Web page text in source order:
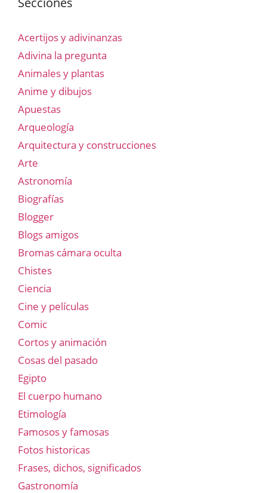
Acertijos y adivinanzas
Adivina la pregunta
Animales y plantas
Anime y dibujos
Apuestas
Arqueología
Arquitectura y construcciones
Arte
Astronomía
Biografías
Blogger
Blogs amigos
Bromas cámara oculta
Chistes
Ciencia
Cine y películas
Comic
Cortos y animación
Cosas del pasado
Egipto
El cuerpo humano
Etimología
Famosos y famosas
Fotos historicas
Frases, dichos, significados
Gastronomía